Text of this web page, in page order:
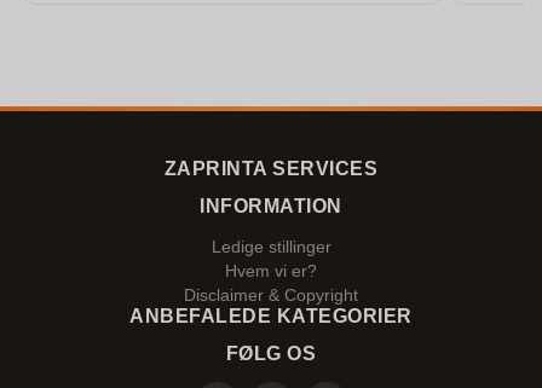
ZAPRINTA SERVICES
INFORMATION
Ledige stillinger
Hvem vi er?
Disclaimer & Copyright
ANBEFALEDE KATEGORIER
FØLG OS